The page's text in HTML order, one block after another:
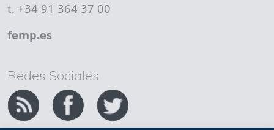
t. +34 91 364 37 00
femp.es
Redes Sociales